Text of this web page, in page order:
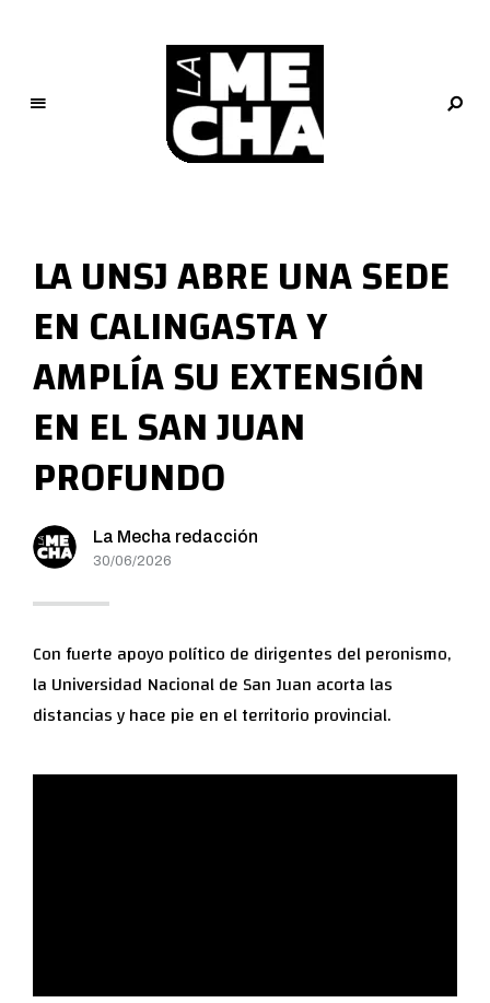
M
e
c
h
a
PERIODISMO DIGITAL
LA UNSJ ABRE UNA SEDE
EN CALINGASTA Y
AMPLÍA SU EXTENSIÓN
EN EL SAN JUAN
PROFUNDO
La Mecha redacción
30/06/2026
Con fuerte apoyo político de dirigentes del peronismo,
la Universidad Nacional de San Juan acorta las
distancias y hace pie en el territorio provincial.